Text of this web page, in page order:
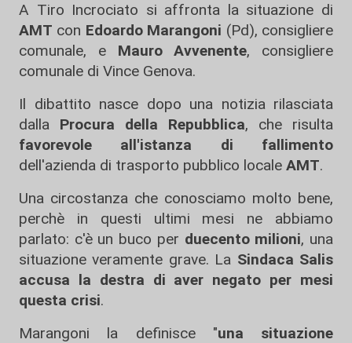
A Tiro Incrociato si affronta la situazione di
AMT con Edoardo Marangoni (Pd), consigliere
comunale, e Mauro Avvenente, consigliere
comunale di Vince Genova.
Il dibattito nasce dopo una notizia rilasciata
dalla Procura della Repubblica, che risulta
favorevole all'istanza di fallimento
dell'azienda di trasporto pubblico locale AMT.
Una circostanza che conosciamo molto bene,
perchè in questi ultimi mesi ne abbiamo
parlato: c'è un buco per duecento milioni, una
situazione veramente grave. La Sindaca Salis
accusa la destra di aver negato per mesi
questa crisi.
Marangoni la definisce "una situazione